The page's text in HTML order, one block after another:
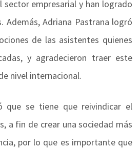
empresarial y han logrado
Además, Adriana Pastrana logró
de las asistentes quienes
y agradecieron traer este
nivel internacional.
que se tiene que reivindicar el
a fin de crear una sociedad más
por lo que es importante que